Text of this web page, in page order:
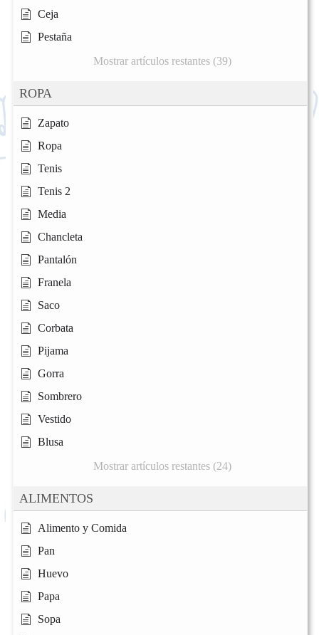
Ceja
Pestaña
Mostrar artículos restantes (39)
ROPA
Zapato
Ropa
Tenis
Tenis 2
Media
Chancleta
Pantalón
Franela
Saco
Corbata
Pijama
Gorra
Sombrero
Vestido
Blusa
Mostrar artículos restantes (24)
ALIMENTOS
Alimento y Comida
Pan
Huevo
Papa
Sopa